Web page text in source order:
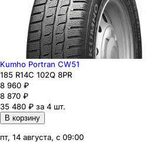
Kumho Portran CW51
185 R14C 102Q 8PR
8 960 ₽
8 870 ₽
35 480 ₽ за 4 шт.
В корзину
пт, 14 августа, с 09:00